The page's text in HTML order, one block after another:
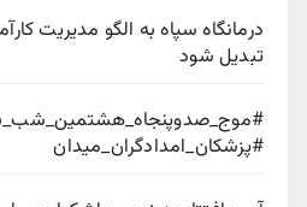
درمانگاه سپاه به الگو مدیریت
تبدیل شود
#پزشکان_امدادگران_میدان